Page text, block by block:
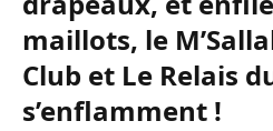
maillots, le
Club et Le Relais
s’enflamment !